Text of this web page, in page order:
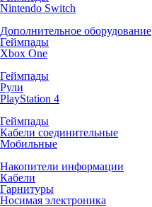
Nintendo Switch
Дополнительное оборудование
Геймпады
Xbox One
Геймпады
Рули
PlayStation 4
Геймпады
Кабели соединительные
Мобильные
Накопители информации
Кабели
Гарнитуры
Носимая электроника